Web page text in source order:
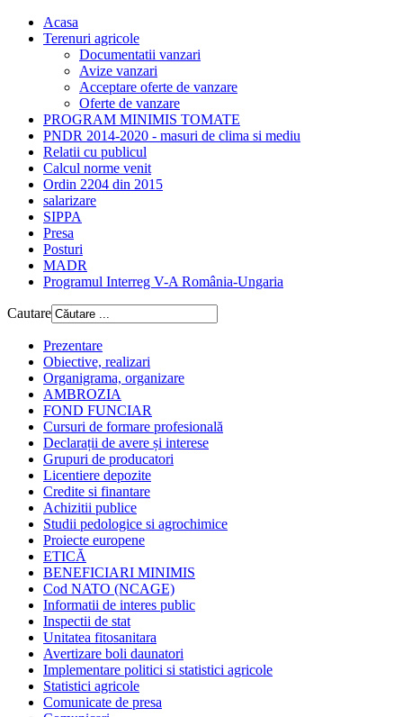
Acasa
Terenuri agricole
Documentatii vanzari
Avize vanzari
Acceptare oferte de vanzare
Oferte de vanzare
PROGRAM MINIMIS TOMATE
PNDR 2014-2020 - masuri de clima si mediu
Relatii cu publicul
Calcul norme venit
Ordin 2204 din 2015
salarizare
SIPPA
Presa
Posturi
MADR
Programul Interreg V-A România-Ungaria
Cautare
Prezentare
Obiective, realizari
Organigrama, organizare
AMBROZIA
FOND FUNCIAR
Cursuri de formare profesională
Declarații de avere și interese
Grupuri de producatori
Licentiere depozite
Credite si finantare
Achizitii publice
Studii pedologice si agrochimice
Proiecte europene
ETICĂ
BENEFICIARI MINIMIS
Cod NATO (NCAGE)
Informatii de interes public
Inspectii de stat
Unitatea fitosanitara
Avertizare boli daunatori
Implementare politici si statistici agricole
Statistici agricole
Comunicate de presa